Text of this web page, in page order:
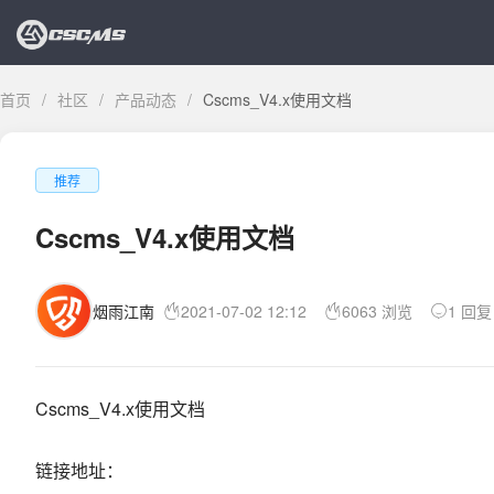
首页 / 社区 / 产品动态 / Cscms_V4.x使用文档
推荐
Cscms_V4.x使用文档
烟雨江南 2021-07-02 12:12 6063 浏览 1 回复
Cscms_V4.x使用文档
链接地址：